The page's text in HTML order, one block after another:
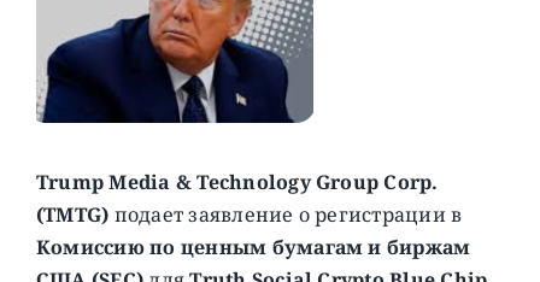
Trump Media & Technology Group Corp.
(TMTG) подает заявление о регистрации в
Комиссию по ценным бумагам и биржам